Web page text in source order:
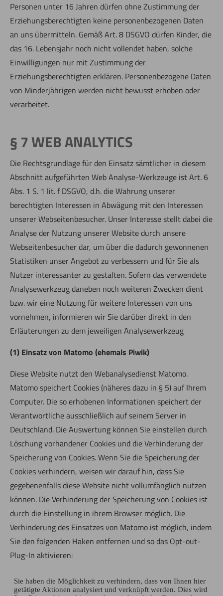
Personen unter 16 Jahren dürfen ohne Zustimmung der
Erziehungsberechtigten keine personenbezogenen Daten
an uns übermitteln. Gemäß Art. 8 DSGVO dürfen Kinder, die
das 16. Lebensjahr noch nicht vollendet haben, solche
Einwilligungen nur mit Zustimmung der
Erziehungsberechtigten erklären. Personenbezogene Daten
von Minderjährigen werden nicht bewusst erhoben oder
verarbeitet.
§ 7 WEB ANALYTICS
Die Rechtsgrundlage für den Einsatz sämtlicher in diesem
Abschnitt aufgeführten Web Analyse-Werkzeuge ist Art. 6
Abs. 1 S. 1 lit. f DSGVO, d.h. die Wahrung unserer
berechtigten Interessen in Abwägung mit den Interessen
unserer Webseitenbesucher. Unser Interesse stellt dabei die
Analyse der Nutzung unserer Website durch unsere
Webseitenbesucher dar, um über die dadurch gewonnenen
Statistiken unser Angebot zu verbessern und für Sie als
Nutzer interessanter zu gestalten. Sofern das verwendete
Analysewerkzeug daneben noch weiteren Zwecken dient
bzw. wir eine Nutzung für weitere Interessen von uns
vornehmen, informieren wir Sie darüber direkt in den
Erläuterungen zu dem jeweiligen Analysewerkzeug
(1) Einsatz von Matomo (ehemals Piwik)
Diese Website nutzt den Webanalysedienst Matomo.
Matomo speichert Cookies (näheres dazu in § 5) auf Ihrem
Computer. Die so erhobenen Informationen speichert der
Verantwortliche ausschließlich auf seinem Server in
Deutschland. Die Auswertung können Sie einstellen durch
Löschung vorhandener Cookies und die Verhinderung der
Speicherung von Cookies. Wenn Sie die Speicherung der
Cookies verhindern, weisen wir darauf hin, dass Sie
gegebenenfalls diese Website nicht vollumfänglich nutzen
können. Die Verhinderung der Speicherung von Cookies ist
durch die Einstellung in ihrem Browser möglich. Die
Verhinderung des Einsatzes von Matomo ist möglich, indem
Sie den folgenden Haken entfernen und so das Opt-out-
Plug-In aktivieren: